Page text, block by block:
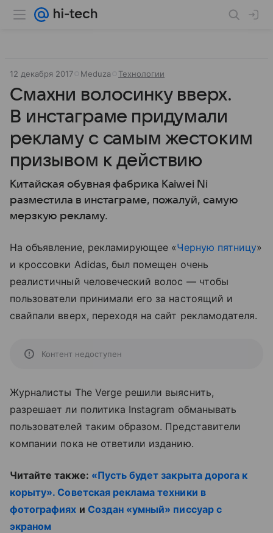
12 декабря 2017 Meduza Технологии
Смахни волосинку вверх.
В инстаграме придумали
рекламу с самым жестоким
призывом к действию
Китайская обувная фабрика Kaiwei Ni
разместила в инстаграме, пожалуй, самую
мерзкую рекламу.
На объявление, рекламирующее «Черную пятницу»
и кроссовки Adidas, был помещен очень
реалистичный человеческий волос — чтобы
пользователи принимали его за настоящий и
свайпали вверх, переходя на сайт рекламодателя.
Контент недоступен
Журналисты The Verge решили выяснить,
разрешает ли политика Instagram обманывать
пользователей таким образом. Представители
компании пока не ответили изданию.
Читайте также: «Пусть будет закрыта дорога к
корыту». Советская реклама техники в
фотографиях и Создан «умный» писсуар с
экраном